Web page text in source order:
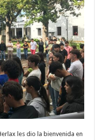
les dio la bienvenida en